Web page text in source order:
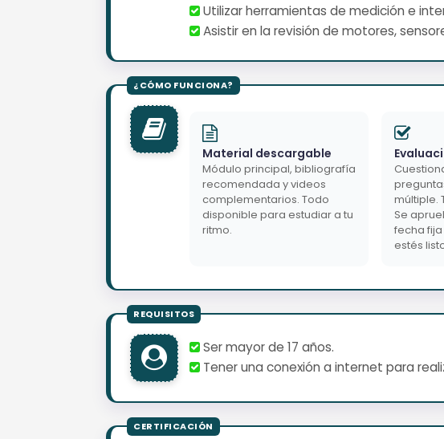
Utilizar herramientas de medición e
Asistir en la revisión de motores,
Material descargable
Módulo principal, bibliografía
recomendada y videos
complementarios. Todo
disponible para estudiar a tu
ritmo.
múltiple.
Se
fecha
estés
Ser mayor de 17 años.
Tener una conexión a internet para